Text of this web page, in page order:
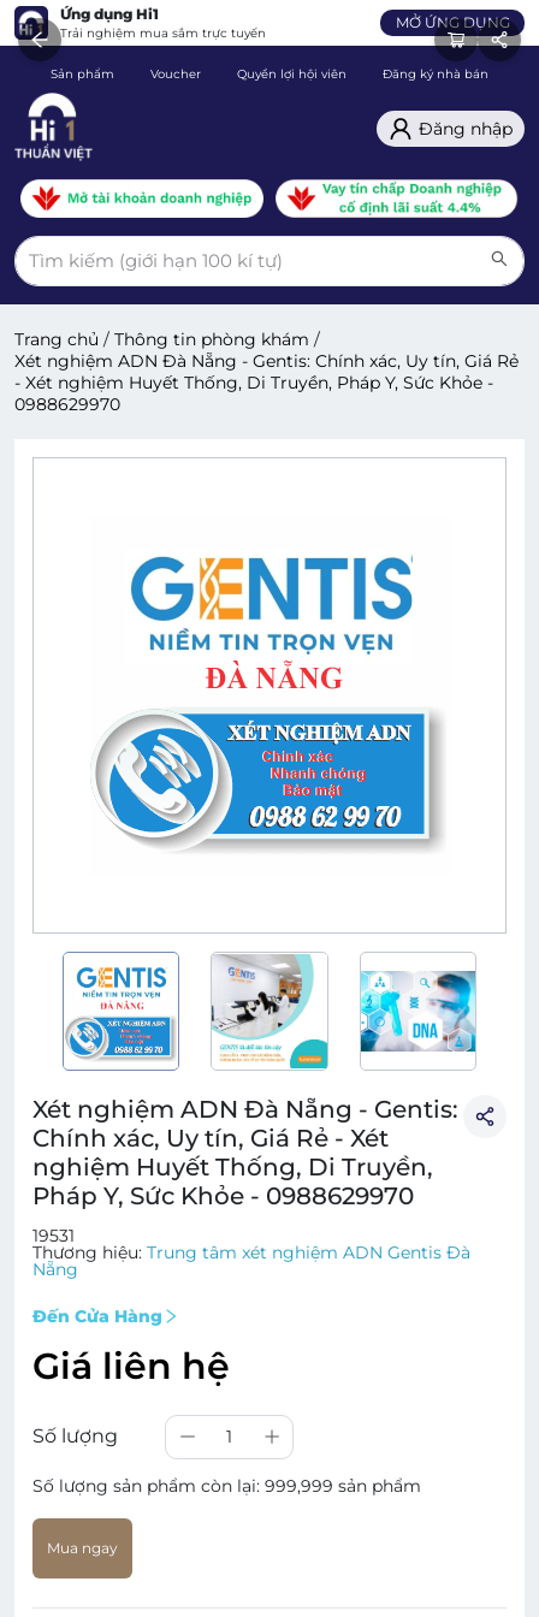
Ứng dụng Hi1
Trải nghiệm mua sắm trực tuyến
MỞ ỨNG DỤNG
Sản phẩm Voucher Quyền lợi hội viên Đăng ký nhà bán
Đăng nhập
Trang chủ / Thông tin phòng khám /
Xét nghiệm ADN Đà Nẵng - Gentis: Chính xác, Uy tín, Giá Rẻ
- Xét nghiệm Huyết Thống, Di Truyền, Pháp Y, Sức Khỏe -
0988629970
Xét nghiệm ADN Đà Nẵng - Gentis:
Chính xác, Uy tín, Giá Rẻ - Xét
nghiệm Huyết Thống, Di Truyền,
Pháp Y, Sức Khỏe - 0988629970
19531
Thương hiệu: Trung tâm xét nghiệm ADN Gentis Đà
Nẵng
Đến Cửa Hàng
Giá liên hệ
Số lượng 1
Số lượng sản phẩm còn lại: 999,999 sản phẩm
Mua ngay